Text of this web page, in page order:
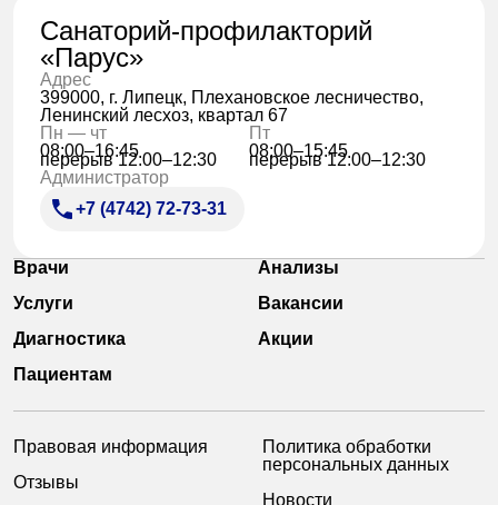
Санаторий-профилакторий
«Парус»
Адрес
399000, г. Липецк, Плехановское лесничество,
Ленинский лесхоз, квартал 67
Пн — чт
08:00–16:45
перерыв 12:00–12:30
Пт
08:00–15:45
перерыв 12:00–12:30
Администратор
+7 (4742) 72-73-31
Врачи
Анализы
Услуги
Вакансии
Диагностика
Акции
Пациентам
Правовая информация
Отзывы
Политика обработки
персональных данных
Новости